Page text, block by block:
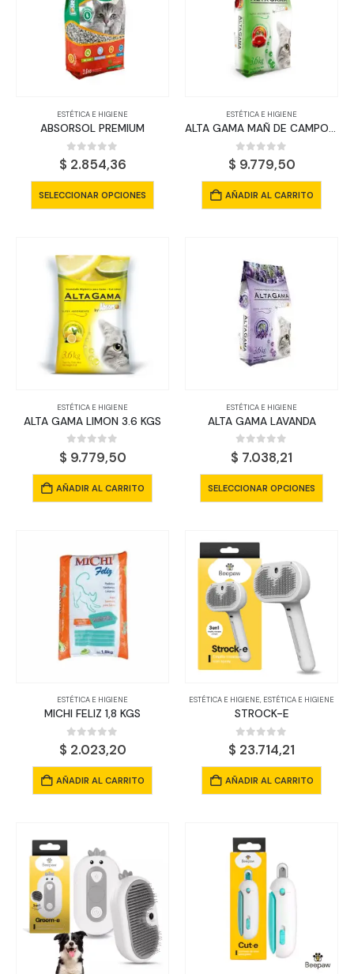
ESTÉTICA E HIGIENE
ABSORSOL PREMIUM
0out of 5
$ 2.854,36
SELECCIONAR OPCIONES
de
ESTÉTICA E HIGIENE
ALTA GAMA MAÑ DE CAMPO 3.6 KGS
0out of 5
$ 9.779,50
AÑADIR AL CARRITO
ESTÉTICA E HIGIENE
ALTA GAMA LIMON 3.6 KGS
0out of 5
$ 9.779,50
AÑADIR AL CARRITO
ESTÉTICA E HIGIENE
ALTA GAMA LAVANDA
0out of 5
$ 7.038,21
SELECCIONAR OPCIONES
ESTÉTICA E HIGIENE
MICHI FELIZ 1,8 KGS
0out of 5
$ 2.023,20
AÑADIR AL CARRITO
ESTÉTICA E HIGIENE, ESTÉTICA E HIGIENE
STROCK-E
0out of 5
$ 23.714,21
AÑADIR AL CARRITO